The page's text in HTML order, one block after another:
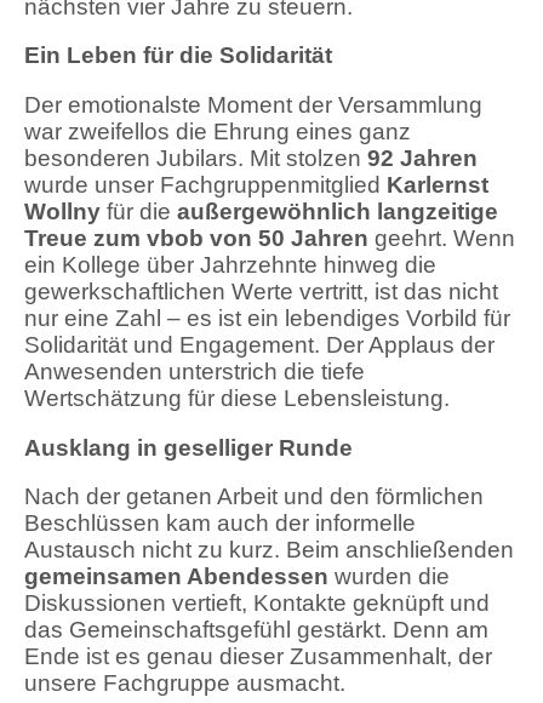
nächsten vier Jahre zu steuern.
Ein Leben für die Solidarität
Der emotionalste Moment der Versammlung
war zweifellos die Ehrung eines ganz
besonderen Jubi­lars. Mit stolzen 92 Jahren
wurde unser Fachgruppenmitglied Karlernst
Wollny für die außerge­wöhnlich langzeitige
Treue zum vbob von 50 Jahren geehrt. Wenn
ein Kollege über Jahrzehnte hin­weg die
gewerkschaftlichen Werte vertritt, ist das nicht
nur eine Zahl – es ist ein lebendiges Vorbild für
Solidarität und Engagement. Der Applaus der
Anwesenden unterstrich die tiefe
Wertschätzung für diese Lebensleistung.
Ausklang in geselliger Runde
Nach der getanen Arbeit und den förmlichen
Beschlüssen kam auch der informelle
Austausch nicht zu kurz. Beim anschließenden
gemeinsamen Abendessen wurden die
Diskussionen vertieft, Kontakte geknüpft und
das Gemeinschaftsgefühl gestärkt. Denn am
Ende ist es genau dieser Zusammenhalt, der
unsere Fachgruppe ausmacht.